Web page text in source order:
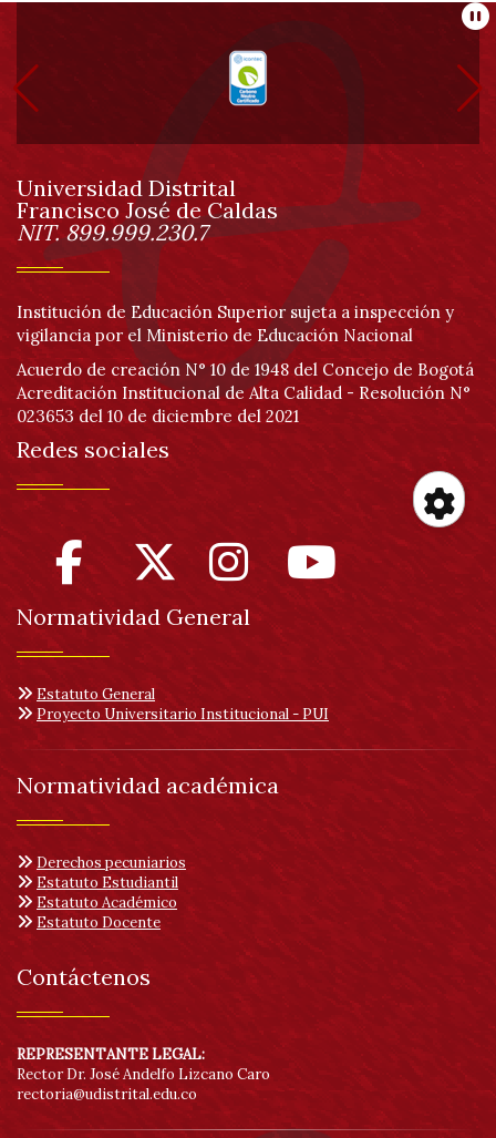
de
Información
pie
de
página
Información
Universidad Distrital
Francisco José de Caldas
NIT. 899.999.230.7
Institución de Educación Superior sujeta a inspección y
vigilancia por el Ministerio de Educación Nacional
Acuerdo de creación N° 10 de 1948 del Concejo de Bogotá
Acreditación Institucional de Alta Calidad - Resolución N°
023653 del 10 de diciembre del 2021
Redes sociales
Normatividad General
Estatuto General
Proyecto Universitario Institucional - PUI
Normatividad académica
Derechos pecuniarios
Estatuto Estudiantil
Estatuto Académico
Estatuto Docente
Contáctenos
REPRESENTANTE LEGAL:
Rector Dr. José Andelfo Lizcano Caro
rectoria@udistrital.edu.co